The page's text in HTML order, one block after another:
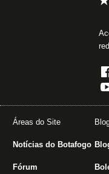
Áreas do Site
Notícias do Botafogo
Fórum